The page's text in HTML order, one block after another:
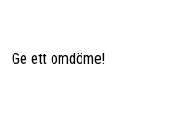
Ge ett omdöme!